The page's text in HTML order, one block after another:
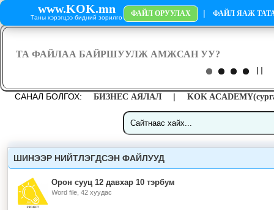
www.KOK.mn
Таны хэрэгцээ бидний зорилго ФАЙЛ ОРУУЛАХ | ФАЙЛ ЯАЖ
САНАЛ БОЛГОХ: БИЗНЕС АЯЛАЛ | KOK
ШИНЭЭР НИЙТЛЭГДСЭН ФАЙЛУУД
Орон сууц 12 давхар 10 тэрбум
Word file, 42 хуудас